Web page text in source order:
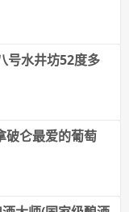
号水井坊52度多
破仑最爱的葡萄